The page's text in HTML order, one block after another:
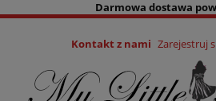
Darmowa dostawa
Kontakt z nami Zarejestruj